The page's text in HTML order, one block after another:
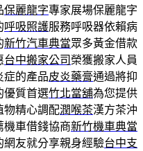
保麗龍字專家展場保麗龍字
呼吸照護服務呼吸器依賴病
新竹汽車典當眾多黃金借款
台中搬家公司 榮獲搬家人員
症的產品皮炎藥膏通過將抑
優質首選竹北當舖為您提供
物精心調配潤喉茶漢方茶沖
機車借錢協商新竹機車典當
網友就分享親身經驗台中支